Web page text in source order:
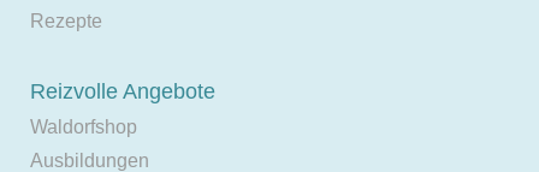
Rezepte
Reizvolle Angebote
Waldorfshop
Ausbildungen